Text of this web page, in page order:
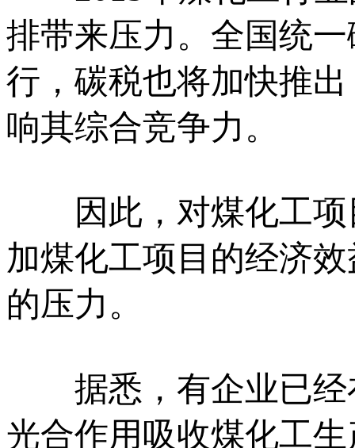
排带来压力。全国统
行，碳税也将加快推
响其综合竞争力。
因此，对煤化工项
加煤化工项目的经济
的压力。
据悉，有企业已经
光合作用吸收煤化工